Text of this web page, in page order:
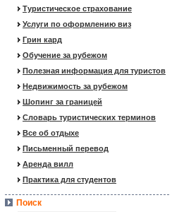
Туристическое страхование
Услуги по оформлению виз
Грин кард
Обучение за рубежом
Полезная информация для туристов
Недвижимость за рубежом
Шопинг за границей
Словарь туристических терминов
Все об отдыхе
Письменный перевод
Аренда вилл
Практика для студентов
Поиск